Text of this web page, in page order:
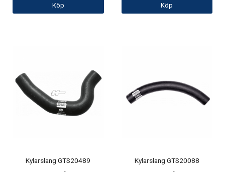
Köp Köp
Kylarslang GTS20489 Kylarslang GTS20088